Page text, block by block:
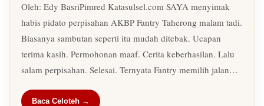
Oleh: Edy BasriPimred Katasulsel.com SAYA menyimak
habis pidato perpisahan AKBP Fantry Taherong malam tadi.
Biasanya sambutan seperti itu mudah ditebak. Ucapan
terima kasih. Permohonan maaf. Cerita keberhasilan. Lalu
salam perpisahan. Selesai. Ternyata Fantry memilih jalan…
Baca Celoteh →